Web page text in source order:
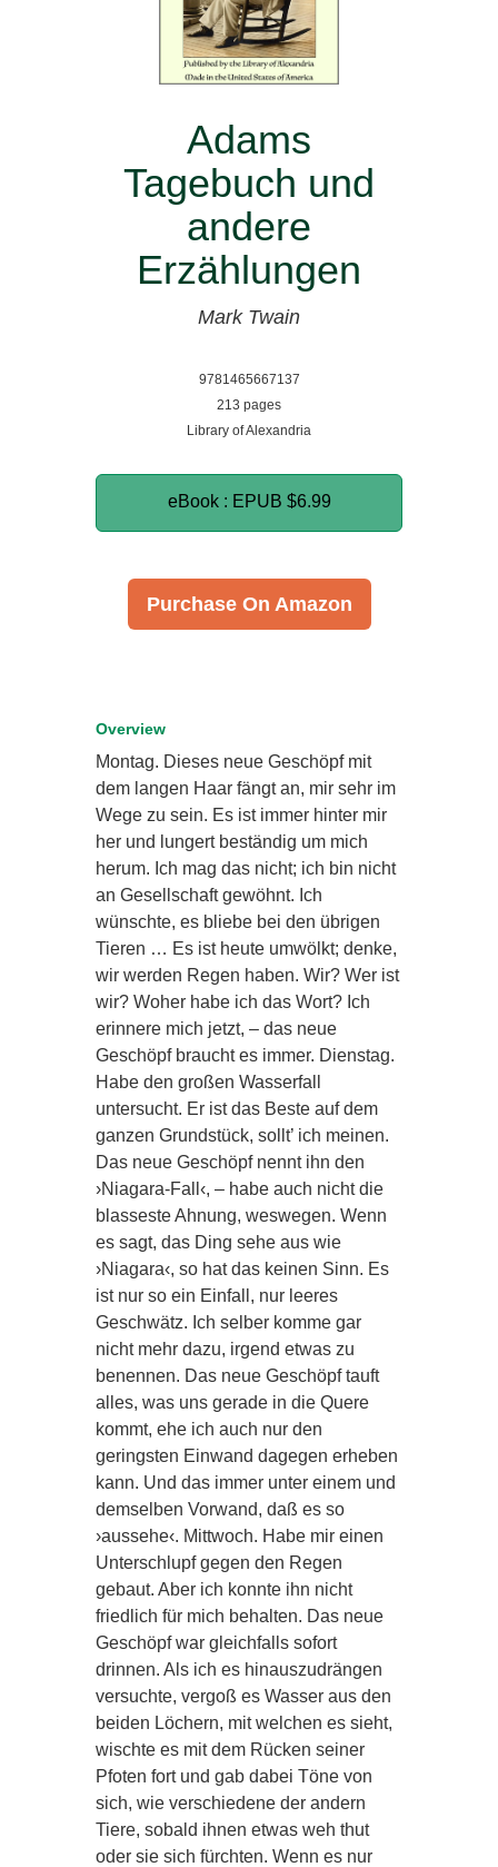
Adams
Tagebuch und
andere
Erzählungen
Mark Twain
9781465667137
213 pages
Library of Alexandria
eBook : EPUB $6.99
Purchase On Amazon
Overview
Montag. Dieses neue Geschöpf mit
dem langen Haar fängt an, mir sehr im
Wege zu sein. Es ist immer hinter mir
her und lungert beständig um mich
herum. Ich mag das nicht; ich bin nicht
an Gesellschaft gewöhnt. Ich
wünschte, es bliebe bei den übrigen
Tieren … Es ist heute umwölkt; denke,
wir werden Regen haben. Wir? Wer ist
wir? Woher habe ich das Wort? Ich
erinnere mich jetzt, – das neue
Geschöpf braucht es immer. Dienstag.
Habe den großen Wasserfall
untersucht. Er ist das Beste auf dem
ganzen Grundstück, sollt’ ich meinen.
Das neue Geschöpf nennt ihn den
›Niagara-Fall‹, – habe auch nicht die
blasseste Ahnung, weswegen. Wenn
es sagt, das Ding sehe aus wie
›Niagara‹, so hat das keinen Sinn. Es
ist nur so ein Einfall, nur leeres
Geschwätz. Ich selber komme gar
nicht mehr dazu, irgend etwas zu
benennen. Das neue Geschöpf tauft
alles, was uns gerade in die Quere
kommt, ehe ich auch nur den
geringsten Einwand dagegen erheben
kann. Und das immer unter einem und
demselben Vorwand, daß es so
›aussehe‹. Mittwoch. Habe mir einen
Unterschlupf gegen den Regen
gebaut. Aber ich konnte ihn nicht
friedlich für mich behalten. Das neue
Geschöpf war gleichfalls sofort
drinnen. Als ich es hinauszudrängen
versuchte, vergoß es Wasser aus den
beiden Löchern, mit welchen es sieht,
wischte es mit dem Rücken seiner
Pfoten fort und gab dabei Töne von
sich, wie verschiedene der andern
Tiere, sobald ihnen etwas weh thut
oder sie sich fürchten. Wenn es nur